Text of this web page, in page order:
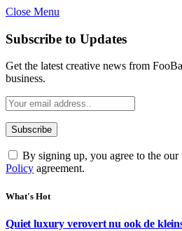
Close Menu
Subscribe to Updates
Get the latest creative news from
business.
By signing up, you agree to the our
Policy agreement.
What's Hot
Quiet luxury verovert nu ook de